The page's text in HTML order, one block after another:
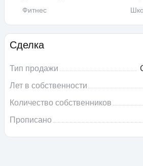
Фитнес
Сделка
Тип продажи
Лет в собственности
Количество собственников
Прописано